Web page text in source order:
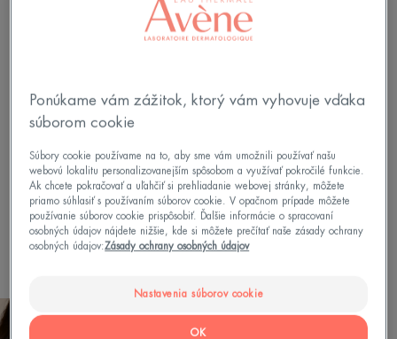
zloženie a vytvorili TOLÉRANCE HYDRA-10. Prvý
biomimetický hydratačný krém 100% prírodného
vodu Avène, ktoré zabezpečia hydratáciu vašej
pleti.
Chýba vašej pleti hydratácia? Hydratačný rad
TOLÉRANCE HYDRA-10 je pre vás ako stvorený!
Čítať viac
Ponúkame vám zážitok, ktorý vám vyhovuje vďaka
súborom cookie
Súbory cookie používame na to, aby sme vám umožnili používať našu
webovú lokalitu personalizovanejším spôsobom a využívať pokročilé funkcie.
Ak chcete pokračovať a uľahčiť si prehliadanie webovej stránky, môžete
priamo súhlasiť s používaním súborov cookie. V opačnom prípade môžete
používanie súborov cookie prispôsobiť. Ďalšie informácie o spracovaní
osobných údajov nájdete nižšie, kde si môžete prečítať naše zásady ochrany
osobných údajov:Zásady ochrany osobných údajov
Nastavenia súborov cookie
OK